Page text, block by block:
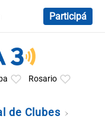
Participá
Rosario
de Clubes